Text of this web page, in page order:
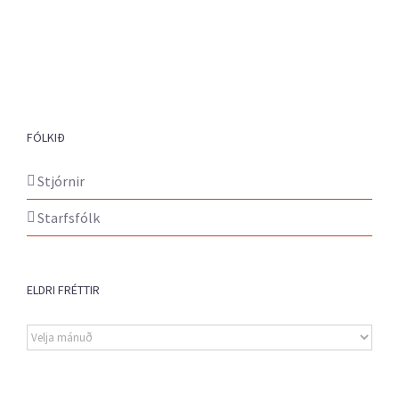
FÓLKIÐ
Stjórnir
Starfsfólk
ELDRI FRÉTTIR
Eldri
fréttir